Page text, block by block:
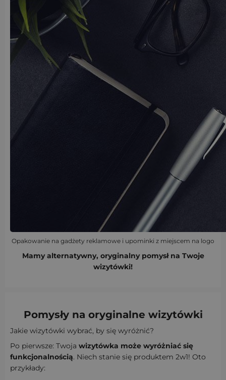
Opakowanie na gadżety reklamowe i upominki z miejscem na logo
Mamy alternatywny, oryginalny pomysł na Twoje
wizytówki!
Pomysły na oryginalne wizytówki
Jakie wizytówki wybrać, by się wyróżnić?
Po pierwsze: Twoja wizytówka może wyróżniać się
funkcjonalnością. Niech stanie się produktem 2w1! Oto
przykłady: